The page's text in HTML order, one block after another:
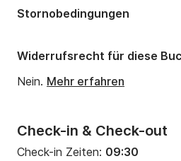
Check-in & Check-out
Check-in Zeiten: 09:30
Stornobedingungen
Widerrufsrecht für diese
Nein. Mehr erfahren